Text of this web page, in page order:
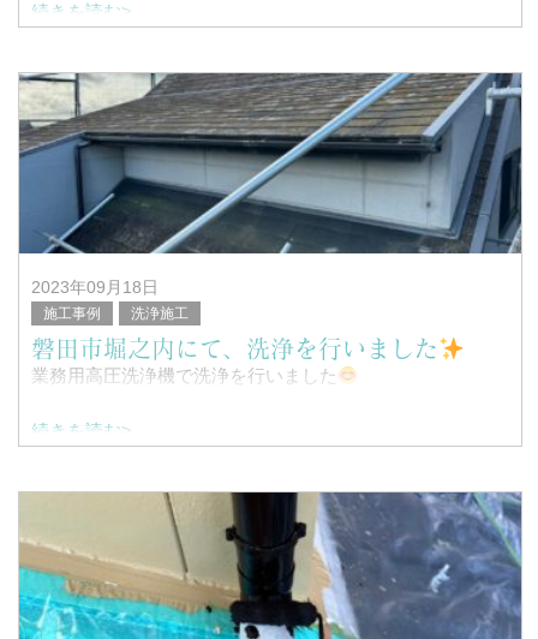
こんにちは！
浜松市南区を中心に塗装工事全般を行っている、
塗替家の堤と申します。
続きを読む>
2023年09月18日
施工事例 洗浄施工
磐田市堀之内にて、洗浄を行いました
業務用高圧洗浄機で洗浄を行いました
浜松市南区を中心に塗装工事全般を行っている、
塗替家の堤と申します。
続きを読む>